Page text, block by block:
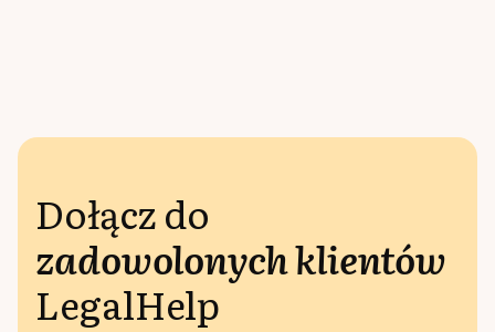
Dołącz do
zadowolonych klientów
LegalHelp